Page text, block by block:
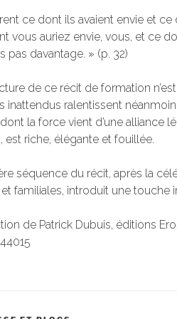
ce dont ils avaient envie et ce
vous auriez envie, vous, et ce
pas davantage. » (p. 32)
de ce récit de formation
inattendus ralentissent
la force vient d’une alliance
est riche, élégante et fouillée.
séquence du récit, après la
familiales, introduit une touche
de Patrick Dubuis, éditions